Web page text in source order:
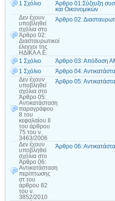
1 Σχόλιο
Άρθρο 01:Σύζευξη
και Οικονομικών
Δεν έχουν
υποβληθεί
σχόλια στο
Άρθρο 02:
Διασταυρωτικοί
έλεγχοι της
ΗΔΙΚΑ Α.Ε.
Άρθρο 02:
1 Σχόλιο
Άρθρο 03: Απόδοση
1 Σχόλιο
Άρθρο 04:
Δεν έχουν
υποβληθεί
σχόλια στο
Άρθρο 05:
Αντικατάσταση
παραγράφου
8 του
κεφαλαίου ΙΙ
του άρθρου
75 του ν.
3463/2006
Άρθρο 05:
Δεν έχουν
υποβληθεί
σχόλια στο
Άρθρο 06:
Αντικατάσταση
περίπτωσης
στ του
άρθρου 82
του ν.
3852/2010
Άρθρο 06: